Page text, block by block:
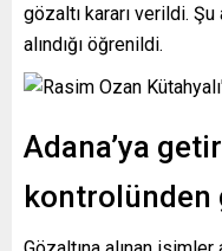
gözaltı kararı verildi.
alındığı öğrenildi.
Adana’ya
kontrolünden